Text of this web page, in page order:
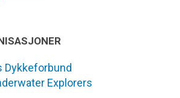
Dykkeforbund
Explorers